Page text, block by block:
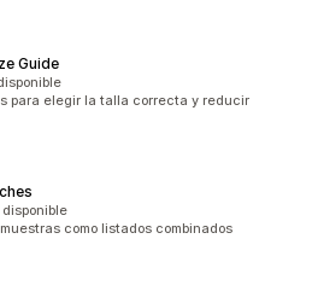
Guide
para elegir la talla correcta y reducir
como listados combinados